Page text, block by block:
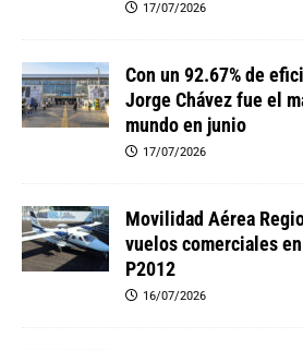
17/07/2026
Con un 92.67% de
Jorge Chávez fue el
mundo en junio
17/07/2026
Movilidad Aérea
vuelos comerciales
P2012
16/07/2026